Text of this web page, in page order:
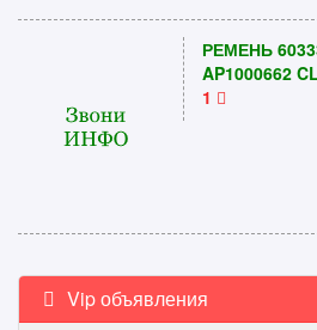
РЕМЕНЬ
AP1000662
1
Vip объявления